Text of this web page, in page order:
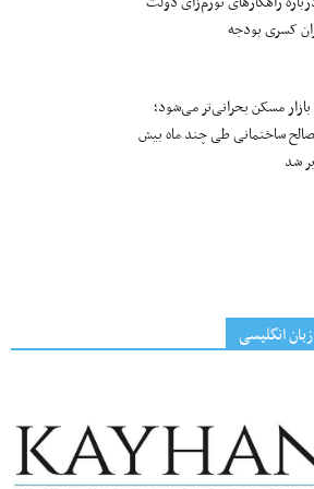
کسری بودجه
مسکن بحرانی‌تر می‌شود؛
ساختمانی طی چند ماه بیش
شد
انگلیسی